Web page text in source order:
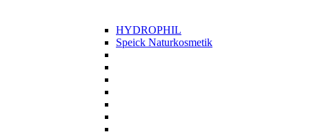
HYDROPHIL
Speick Naturkosmetik